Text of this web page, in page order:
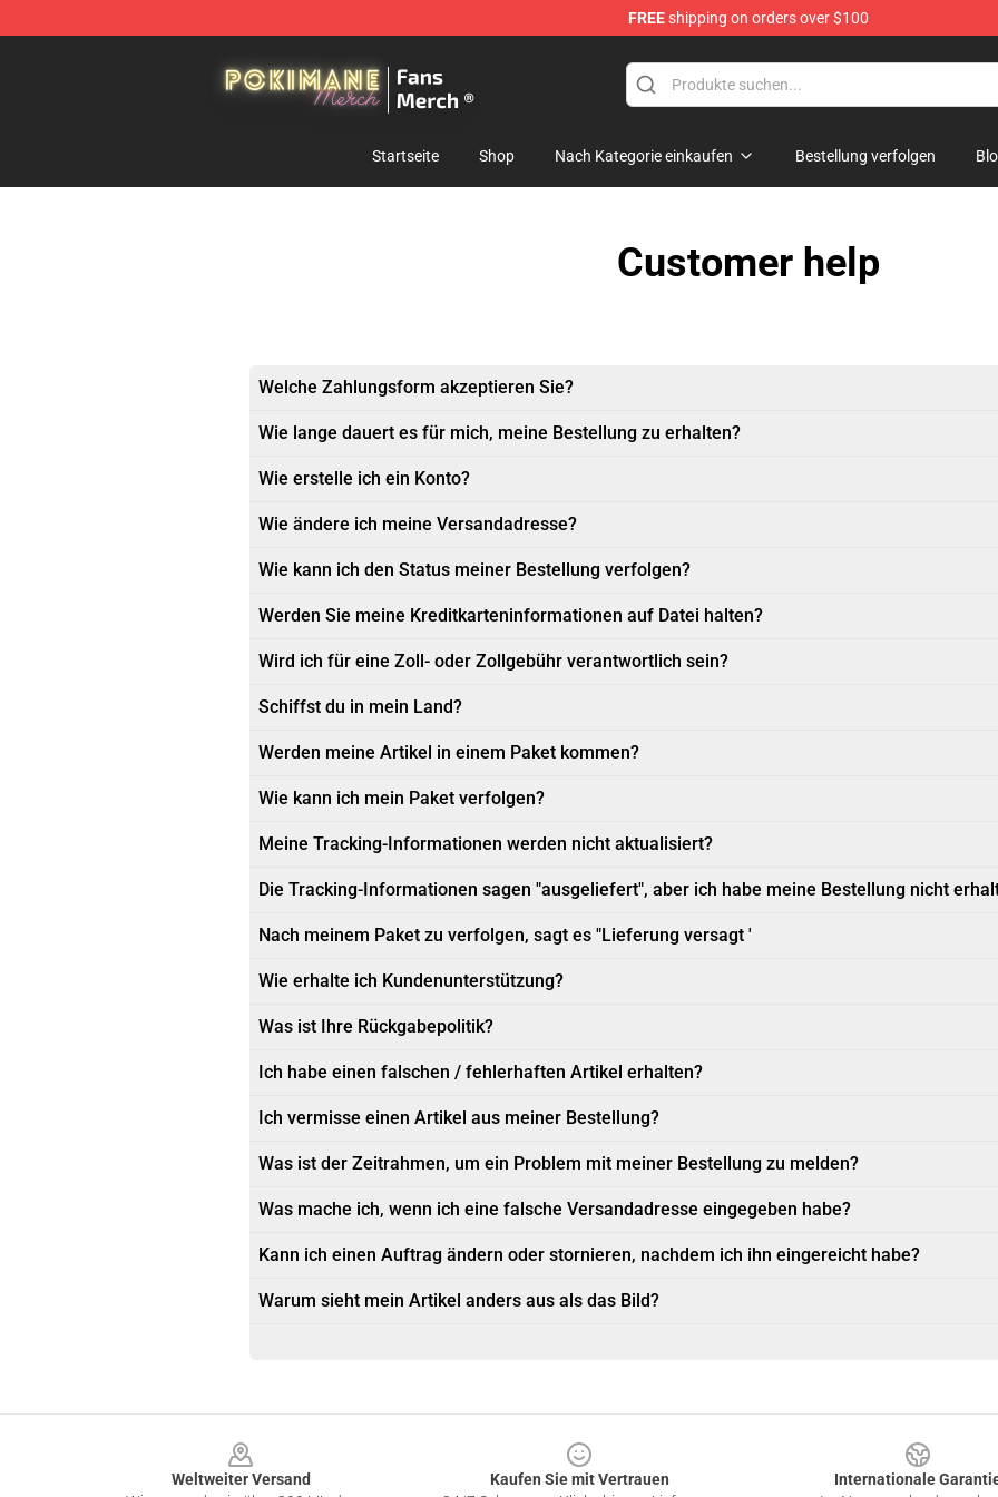
FREEshipping on orders over $100
Startseite Shop Nach Kategorie einkaufen Bestellung verfolgen
Customer help
Welche Zahlungsform akzeptieren Sie?
Wie lange dauert es für mich, meine Bestellung zu erhalten?
Wie erstelle ich ein Konto?
Wie ändere ich meine Versandadresse?
Wie kann ich den Status meiner Bestellung verfolgen?
Werden Sie meine Kreditkarteninformationen auf Datei halten?
Wird ich für eine Zoll- oder Zollgebühr verantwortlich sein?
Schiffst du in mein Land?
Werden meine Artikel in einem Paket kommen?
Wie kann ich mein Paket verfolgen?
Meine Tracking-Informationen werden nicht aktualisiert?
Die Tracking-Informationen sagen "ausgeliefert", aber ich habe meine Bestellung nicht
Nach meinem Paket zu verfolgen, sagt es "Lieferung versagt '
Wie erhalte ich Kundenunterstützung?
Was ist Ihre Rückgabepolitik?
Ich habe einen falschen / fehlerhaften Artikel erhalten?
Ich vermisse einen Artikel aus meiner Bestellung?
Was ist der Zeitrahmen, um ein Problem mit meiner Bestellung zu melden?
Was mache ich, wenn ich eine falsche Versandadresse eingegeben habe?
Kann ich einen Auftrag ändern oder stornieren, nachdem ich ihn eingereicht habe?
Warum sieht mein Artikel anders aus als das Bild?
Weltweiter Versand
Kaufen Sie mit Vertrauen
Internationale